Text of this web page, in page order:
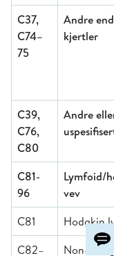
C37,
C74–
75
Andre
kjertler
C39,
C76,
C80
Andre
C81-
96
Lymfoid/
vev
C81
Hodgkin
C82–
Non-